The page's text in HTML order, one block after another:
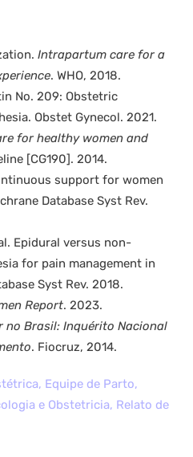
Intrapartum care for a
. WHO, 2018.
No. 209: Obstetric
Obstet Gynecol. 2021.
for healthy women and
[CG190]. 2014.
support for women
Database Syst Rev.
Epidural versus non-
for pain management in
Syst Rev. 2018.
Report. 2023.
no Brasil: Inquérito Nacional
. Fiocruz, 2014.
, Equipe de Parto,
e Obstetricia, Relato de